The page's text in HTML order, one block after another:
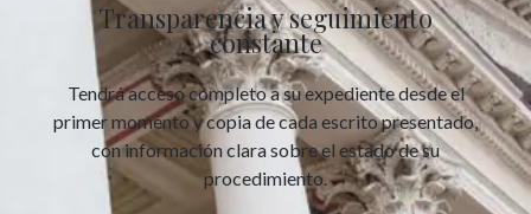
Transparencia y seguimiento
constante
Tendrá acceso completo a su expediente desde el
primer momento y copia de cada escrito presentado,
con información clara sobre el estado de su
procedimiento.